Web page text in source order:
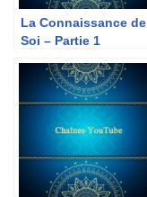
La Connaissance de
Soi – Partie 1